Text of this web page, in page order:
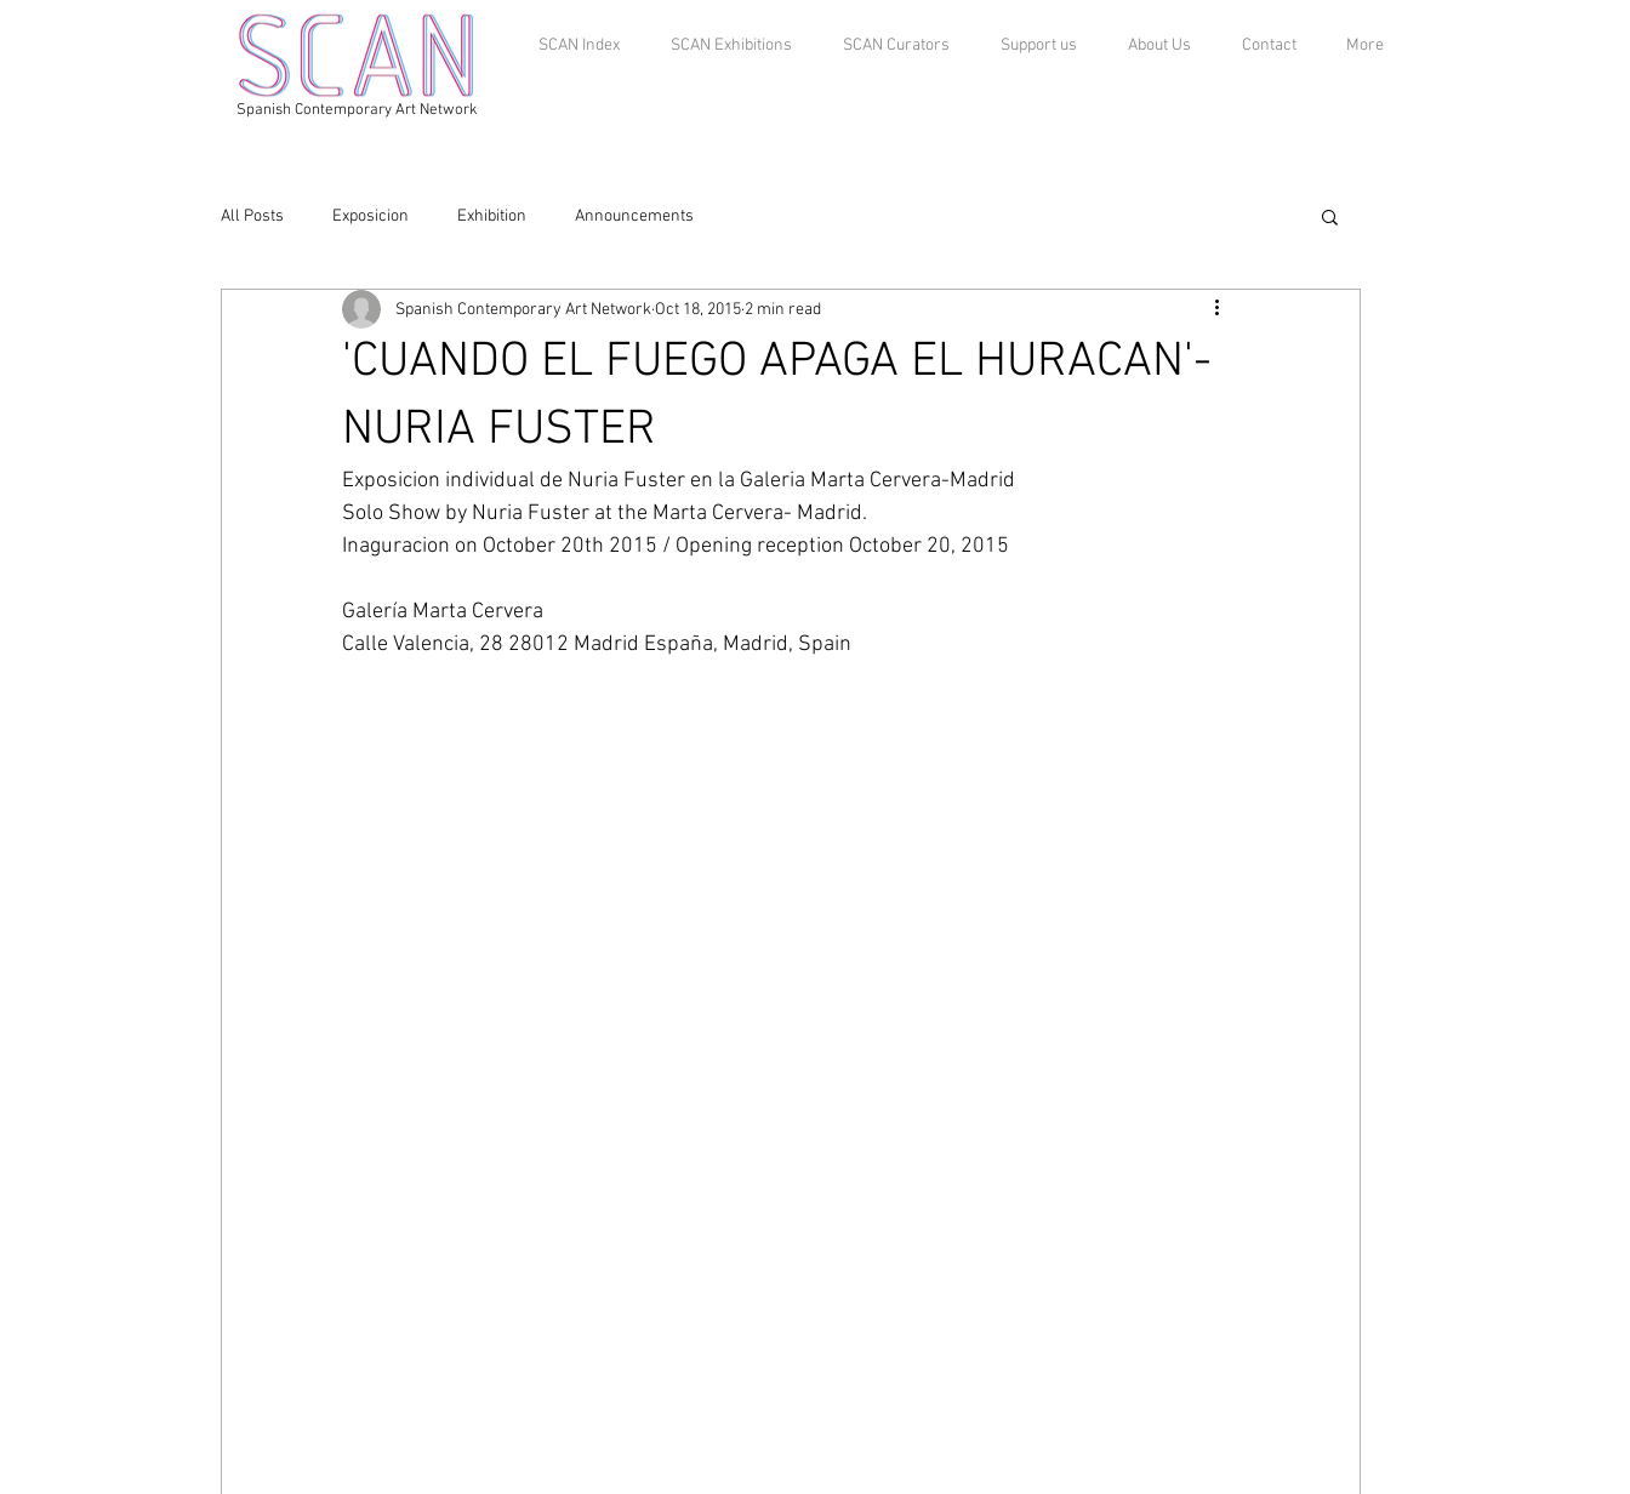
SCAN Index SCAN Exhibitions SCAN Curators Support us About Us Contact More
Spanish Contemporary Art Network
All Posts Exposicion Exhibition Announcements
'CUANDO EL FUEGO APAGA EL HURACAN'-
NURIA FUSTER
Spanish Contemporary Art Network Oct 18, 2015 2 min read
Exposicion individual de Nuria Fuster en la Galeria Marta Cervera-Madrid
Solo Show by Nuria Fuster at the Marta Cervera- Madrid.
Inaguracion on October 20th 2015 / Opening reception October 20, 2015
Galería Marta Cervera
Calle Valencia, 28 28012 Madrid España, Madrid, Spain